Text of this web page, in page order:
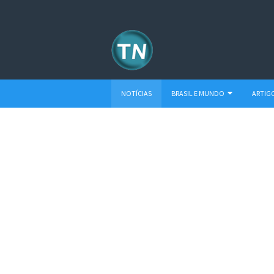
NOTÍCIAS BRASIL E MUNDO